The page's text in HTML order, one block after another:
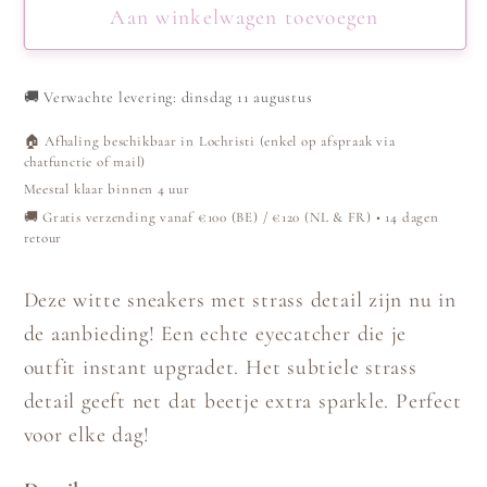
Sneakers
-
Sneakers
-
Aan winkelwagen toevoegen
🚚Verwachte levering: dinsdag 11 augustus
🏠 Afhaling beschikbaar in Lochristi (enkel op afspraak via
chatfunctie of mail)
Meestal klaar binnen 4 uur
🚚 Gratis verzending vanaf €100 (BE) / €120 (NL & FR) • 14 dagen
retour
Deze witte sneakers met strass detail zijn nu in
de aanbieding! Een echte eyecatcher die je
outfit instant upgradet. Het subtiele strass
detail geeft net dat beetje extra sparkle. Perfect
voor elke dag!